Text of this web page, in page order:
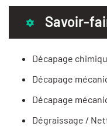
Savoir-
Décapage
Décapage
Décapage
Dégraissage /